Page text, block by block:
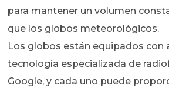
para mantener un volumen
que los globos meteorológicos.
Los globos están equipados con
tecnología especializada de
Google, y cada uno puede